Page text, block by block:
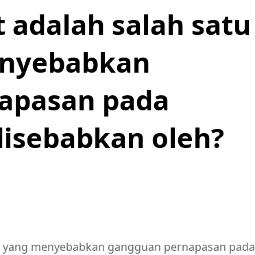
salah satu
pada
oleh?
menyebabkan gangguan pernapasan pada